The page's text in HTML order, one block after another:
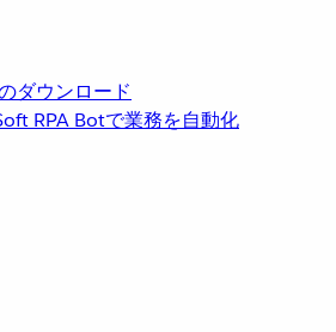
ダウンロード
RPA Botで業務を自動化